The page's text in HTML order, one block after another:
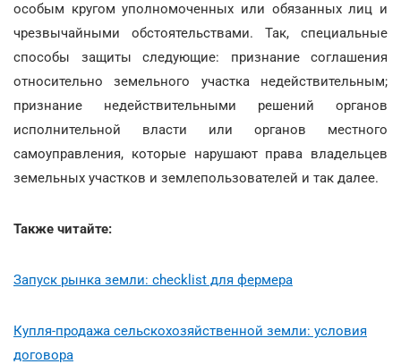
особым кругом уполномоченных или обязанных лиц и
чрезвычайными обстоятельствами. Так, специальные
способы защиты следующие: признание соглашения
относительно земельного участка недействительным;
признание недействительными решений органов
исполнительной власти или органов местного
самоуправления, которые нарушают права владельцев
земельных участков и землепользователей и так далее.
Также читайте:
Запуск рынка земли: checklist для фермера
Купля-продажа сельскохозяйственной земли: условия
договора